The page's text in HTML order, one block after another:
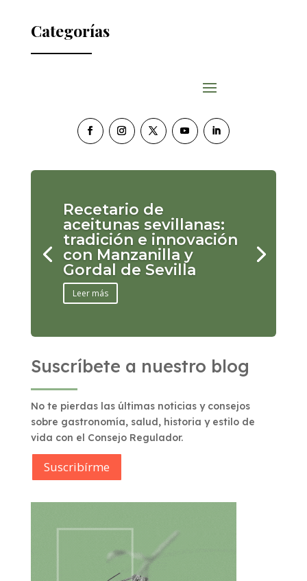
Categorías
Recetario de
aceitunas sevillanas:
tradición e innovación
con Manzanilla y
Gordal de Sevilla
Leer más
Suscríbete a nuestro blog
No te pierdas las últimas noticias y consejos
sobre gastronomía, salud, historia y estilo de
vida con el Consejo Regulador.
Suscribírme